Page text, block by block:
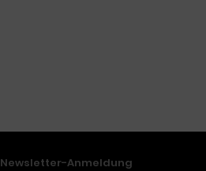
Newsletter-Anmeldung